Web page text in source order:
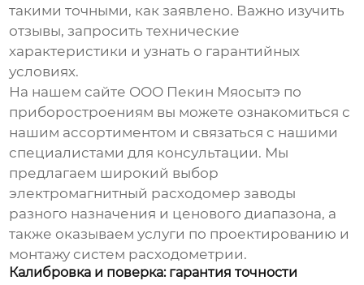
такими точными, как заявлено. Важно изучить
отзывы, запросить технические
характеристики и узнать о гарантийных
условиях.
На нашем сайте ООО Пекин Мяосытэ по
приборостроениям вы можете ознакомиться с
нашим ассортиментом и связаться с нашими
специалистами для консультации. Мы
предлагаем широкий выбор
электромагнитный расходомер заводы
разного назначения и ценового диапазона, а
также оказываем услуги по проектированию и
монтажу систем расходометрии.
Калибровка и поверка: гарантия точности